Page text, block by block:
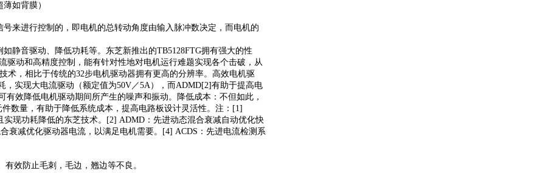
如背膜）
来进行控制的，即电机的总转动角度由输入脉冲数决定，而电机的
静音驱动、降低功耗等。东芝新推出的TB5128FTG拥有强大的性
驱动和高精度控制，能有针对性地对电机运行难题实现各个击破，从
术，相比于传统的32步电机驱动器拥有更高的分辨率。高效电机驱
实现大电流驱动（额定值为50V／5A），而ADMD[2]有助于提高电
效降低电机驱动期间所产生的噪声和振动。降低成本：不但如此，
数量，有助于降低系统成本，提高电路板设计灵活性。注：[1]
现功耗降低的东芝技术。[2] ADMD：先进动态混合衰减自动优化快
衰减优化驱动器电流，以满足电机需要。[4] ACDS：先进电流检测系
效防止毛刺，毛边，翘边等不良。